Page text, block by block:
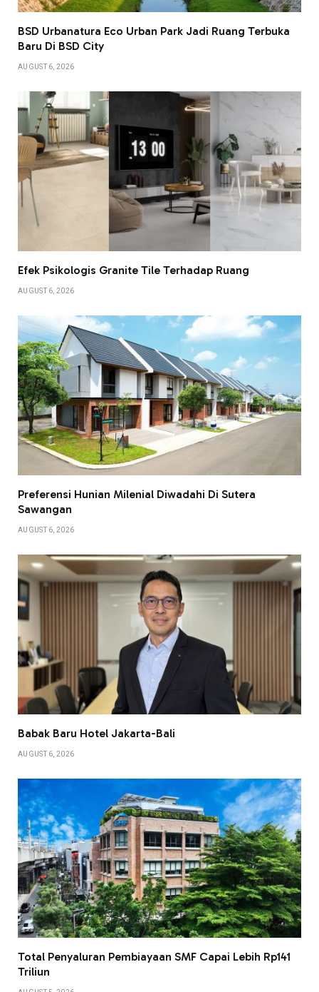
BSD Urbanatura Eco Urban Park Jadi Ruang Terbuka
Baru Di BSD City
AUGUST 6, 2026
Efek Psikologis Granite Tile Terhadap Ruang
AUGUST 6, 2026
Preferensi Hunian Milenial Diwadahi Di Sutera
Sawangan
AUGUST 6, 2026
Babak Baru Hotel Jakarta-Bali
AUGUST 6, 2026
Total Penyaluran Pembiayaan SMF Capai Lebih Rp141
Triliun